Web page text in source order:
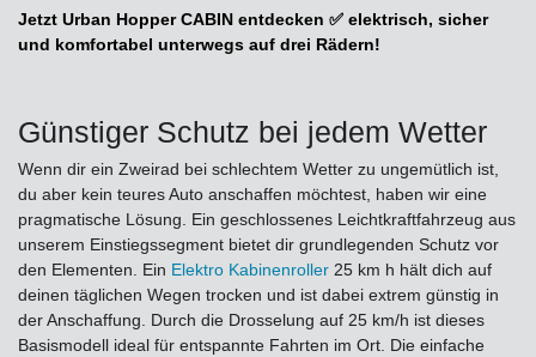
Jetzt Urban Hopper CABIN entdecken ✅ elektrisch, sicher
und komfortabel unterwegs auf drei Rädern!
Günstiger Schutz bei jedem Wetter
Wenn dir ein Zweirad bei schlechtem Wetter zu ungemütlich ist,
du aber kein teures Auto anschaffen möchtest, haben wir eine
pragmatische Lösung. Ein geschlossenes Leichtkraftfahrzeug aus
unserem Einstiegssegment bietet dir grundlegenden Schutz vor
den Elementen. Ein Elektro Kabinenroller 25 km h hält dich auf
deinen täglichen Wegen trocken und ist dabei extrem günstig in
der Anschaffung. Durch die Drosselung auf 25 km/h ist dieses
Basismodell ideal für entspannte Fahrten im Ort. Die einfache